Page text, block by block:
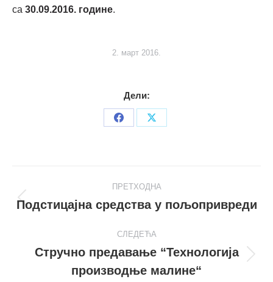
са 30.09.2016. године.
2. март 2016.
Дели:
Share
Share
navigation
ПРЕТХОДНА
Претходни
Подстицајна средства у пољопривреди
СЛЕДЕЋА
пост
Стручно предавање “Технологија
производње малине“